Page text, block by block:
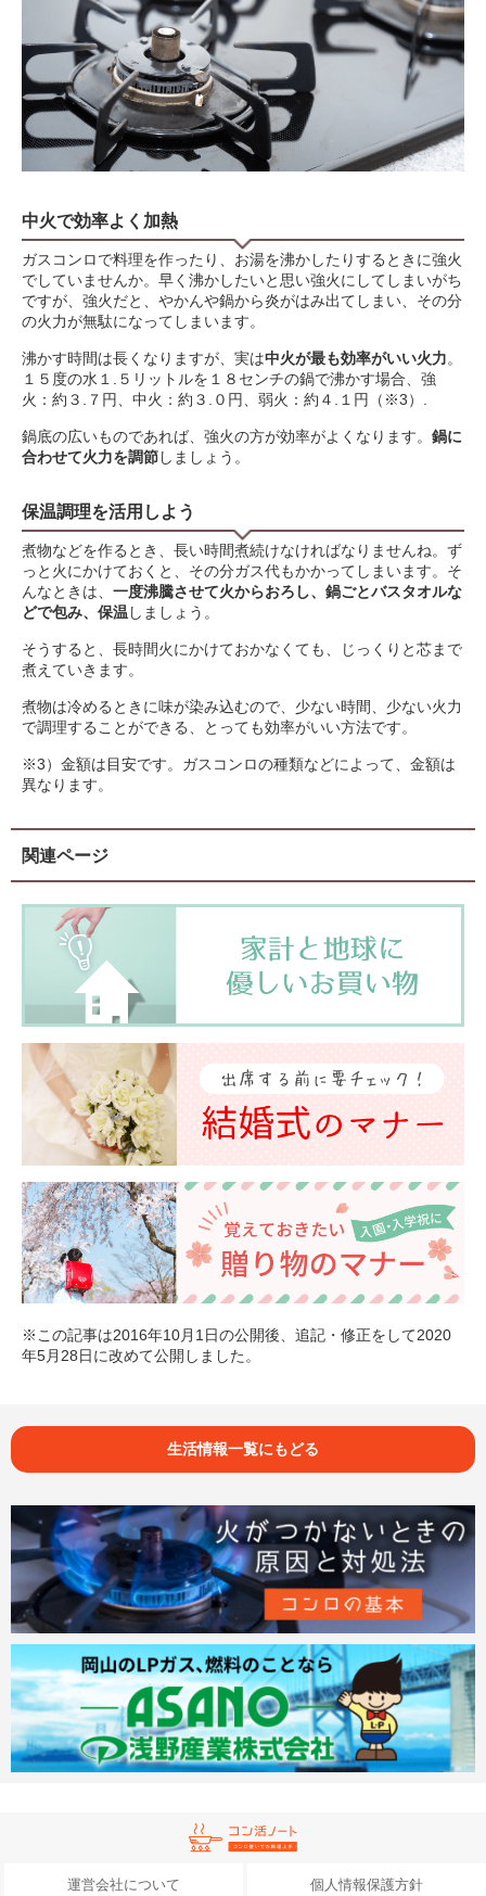
中火で効率よく加熱
ガスコンロで料理を作ったり、お湯を沸かしたりするときに強火
でしていませんか。早く沸かしたいと思い強火にしてしまいがち
ですが、強火だと、やかんや鍋から炎がはみ出てしまい、その分
の火力が無駄になってしまいます。
沸かす時間は長くなりますが、実は中火が最も効率がいい火力。
１５度の水１.５リットルを１８センチの鍋で沸かす場合、強
火：約３.７円、中火：約３.０円、弱火：約４.１円（※3）.
鍋底の広いものであれば、強火の方が効率がよくなります。 鍋に
合わせて火力を調節しましょう。
保温調理を活用しよう
煮物などを作るとき、長い時間煮続けなければなりませんね。ず
っと火にかけておくと、その分ガス代もかかってしまいます。そ
んなときは、 一度沸騰させて火からおろし、鍋ごとバスタオルな
どで包み、保温しましょう。
そうすると、長時間火にかけておかなくても、じっくりと芯まで
煮えていきます。
煮物は冷めるときに味が染み込むので、少ない時間、少ない火力
で調理することができる、とっても効率がいい方法です。
※3）金額は目安です。ガスコンロの種類などによって、金額は
異なります。
関連ページ
※この記事は2016年10月1日の公開後、追記・修正をして2020
年5月28日に改めて公開しました。
生活情報一覧にもどる
運営会社について 個人情報保護方針